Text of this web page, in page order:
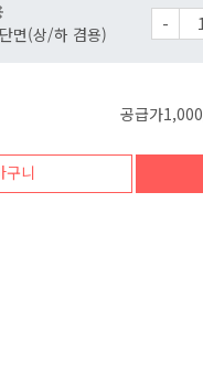
면(상/하 겸용)
-
공급가1,000
구니